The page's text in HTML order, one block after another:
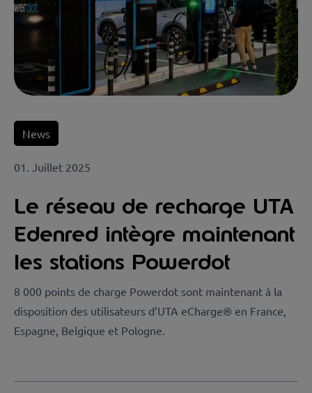
News
01. Juillet 2025
Le réseau de recharge UTA
Edenred intègre maintenant
les stations Powerdot
8 000 points de charge Powerdot sont maintenant à la
disposition des utilisateurs d’UTA eCharge® en France,
Espagne, Belgique et Pologne.